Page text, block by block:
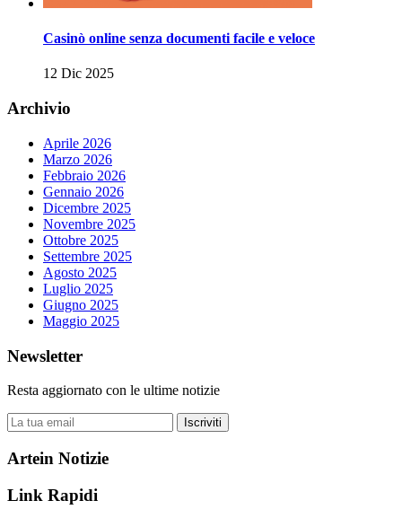
Casinò online senza documenti facile e veloce
12 Dic 2025
Archivio
Aprile 2026
Marzo 2026
Febbraio 2026
Gennaio 2026
Dicembre 2025
Novembre 2025
Ottobre 2025
Settembre 2025
Agosto 2025
Luglio 2025
Giugno 2025
Maggio 2025
Newsletter
Resta aggiornato con le ultime notizie
Iscriviti
Artein Notizie
Link Rapidi